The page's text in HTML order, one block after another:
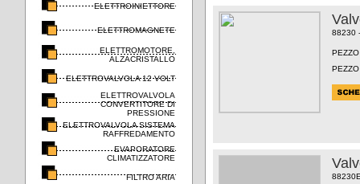
ELETTROINIETTORE
ELETTROMAGNETE
ELETTROMOTORE,
ALZACRISTALLO
ELETTROVALVOLA 12 VOLT
ELETTROVALVOLA
CONVERTITORE DI
PRESSIONE
ELETTROVALVOLA SISTEMA
RAFFREDAMENTO
EVAPORATORE
CLIMATIZZATORE
FILTRO ARIA
88230